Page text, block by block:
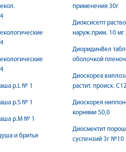
р.L № 1
р.S № 1
р.М № 1
и бритья
применения 30г
Диоксисепт
наруж.прим. 10
ДиоридинВел
оболочкой
Диоскореа
растит. происх.
Диоскорея
корнями 50,0
Диосмектит
суспензий 3г №10